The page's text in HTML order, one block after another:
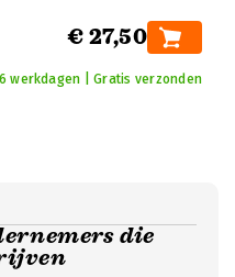
€ 27,50
werkdagen | Gratis verzonden
die